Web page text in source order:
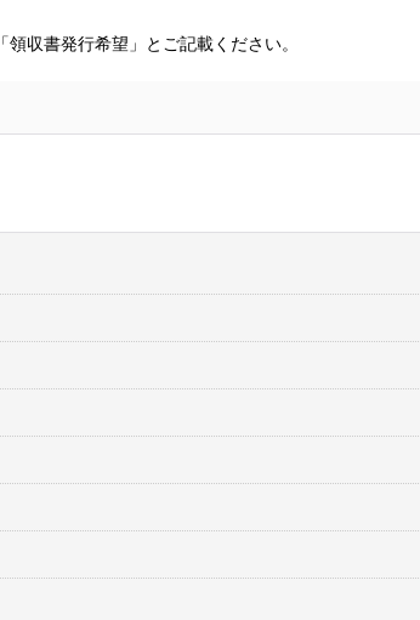
収書発行希望」とご記載ください。